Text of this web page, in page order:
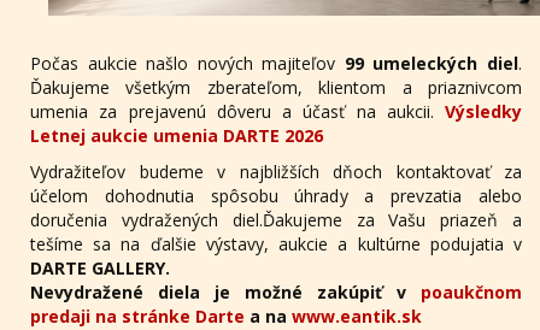
Počas aukcie našlo nových majiteľov 99 umeleckých diel.
Ďakujeme všetkým zberateľom, klientom a priaznivcom
umenia za prejavenú dôveru a účasť na aukcii. Výsledky
Letnej aukcie umenia DARTE 2026
Vydražiteľov budeme v najbližších dňoch kontaktovať za
účelom dohodnutia spôsobu úhrady a prevzatia alebo
doručenia vydražených diel.Ďakujeme za Vašu priazeň a
tešíme sa na ďalšie výstavy, aukcie a kultúrne podujatia v
DARTE GALLERY.
Nevydražené diela je možné zakúpiť v poaukčnom
predaji na stránke Darte a na www.eantik.sk